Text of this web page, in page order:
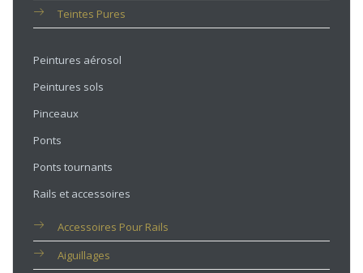
Teintes Pures
Peintures aérosol
Peintures sols
Pinceaux
Ponts
Ponts tournants
Rails et accessoires
Accessoires Pour Rails
Aiguillages